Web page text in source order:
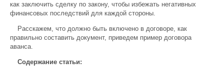
как заключить сделку по закону, чтобы избежать негативных
финансовых последствий для каждой стороны.
Расскажем, что должно быть включено в договоре, как
правильно составить документ, приведем пример договора
аванса.
Содержание статьи: